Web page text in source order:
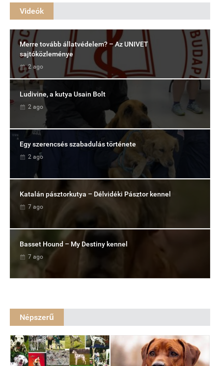
Videók
Merre tovább állatvédelem? – Az UNIVET
sajtóközleménye
2 ago
Ludivine, a kutya Usain Bolt
2 ago
Egy szerencsés szabadulás története
2 ago
Katalán pásztorkutya – Délvidéki Pásztor kennel
7 ago
Basset Hound – My Destiny kennel
7 ago
Népszerű